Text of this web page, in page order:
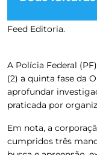
Feed Editoria.
A Polícia Federal
(2) a quinta fase da
aprofundar
praticada por
Em nota, a
cumpridos três